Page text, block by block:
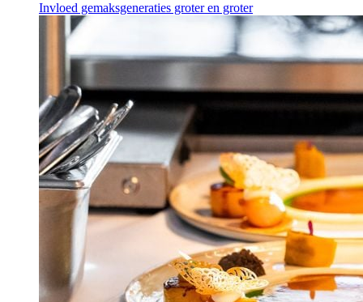
Invloed gemaksgeneraties groter en groter